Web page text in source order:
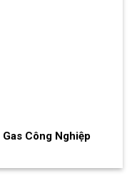
Gas Công Nghiệp